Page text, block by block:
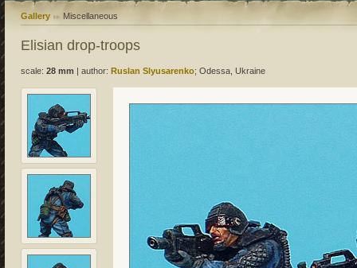
Gallery Miscellaneous
Elisian drop-troops
scale: 28 mm author: Ruslan Slyusarenko; Odessa, Ukraine